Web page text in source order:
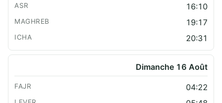
16:10
19:17
20:31
Dimanche 16 Août
04:22